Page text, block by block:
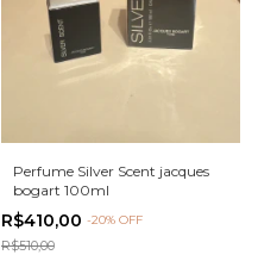
Perfume Silver Scent jacques
bogart 100ml
R$410,00 -20% OFF
R$510,00